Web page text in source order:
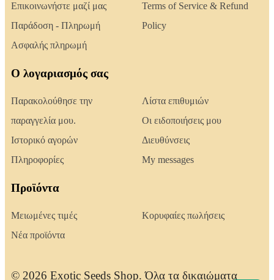
Επικοινωνήστε μαζί μας
Παράδοση - Πληρωμή
Ασφαλής πληρωμή
Terms of Service & Refund
Policy
Ο λογαριασμός σας
Παρακολούθησε την
παραγγελία μου.
Ιστορικό αγορών
Πληροφορίες
Λίστα επιθυμιών
Οι ειδοποιήσεις μου
Διευθύνσεις
My messages
Προϊόντα
Μειωμένες τιμές
Νέα προϊόντα
Κορυφαίες πωλήσεις
© 2026 Exotic Seeds Shop. Όλα τα δικαιώματα